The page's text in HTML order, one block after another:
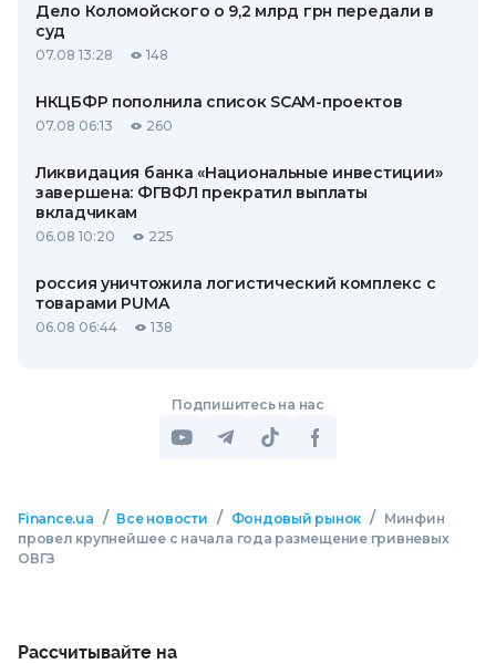
Дело Коломойского о 9,2 млрд грн передали в
суд
07.08 13:28 148
НКЦБФР пополнила список SCAM-проектов
07.08 06:13 260
Ликвидация банка «Национальные инвестиции»
завершена: ФГВФЛ прекратил выплаты
вкладчикам
06.08 10:20 225
россия уничтожила логистический комплекс с
товарами PUMA
06.08 06:44 138
Подпишитесь на нас
Finance.ua / Все новости / Фондовый рынок /
Минфин
провел крупнейшее с начала года размещение гривневых
ОВГЗ
Рассчитывайте на